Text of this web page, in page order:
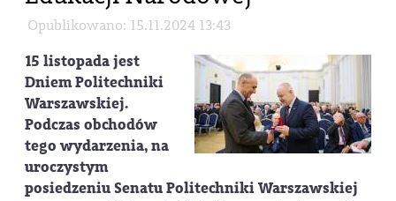
Opublikowano: 15.11.2024 13:43
15 listopada jest
Dniem Politechniki
Warszawskiej.
Podczas obchodów
tego wydarzenia, na
uroczystym
posiedzeniu Senatu Politechniki Warszawskiej